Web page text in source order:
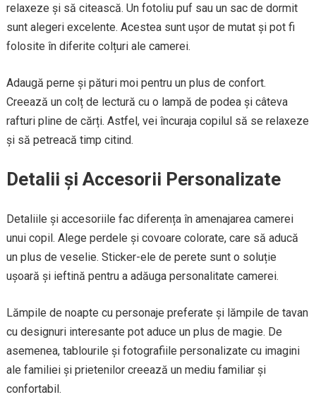
relaxeze și să citească. Un fotoliu puf sau un sac de dormit
sunt alegeri excelente. Acestea sunt ușor de mutat și pot fi
folosite în diferite colțuri ale camerei.
Adaugă perne și pături moi pentru un plus de confort.
Creează un colț de lectură cu o lampă de podea și câteva
rafturi pline de cărți. Astfel, vei încuraja copilul să se relaxeze
și să petreacă timp citind.
Detalii și Accesorii Personalizate
Detaliile și accesoriile fac diferența în amenajarea camerei
unui copil. Alege perdele și covoare colorate, care să aducă
un plus de veselie. Sticker-ele de perete sunt o soluție
ușoară și ieftină pentru a adăuga personalitate camerei.
Lămpile de noapte cu personaje preferate și lămpile de tavan
cu designuri interesante pot aduce un plus de magie. De
asemenea, tablourile și fotografiile personalizate cu imagini
ale familiei și prietenilor creează un mediu familiar și
confortabil.